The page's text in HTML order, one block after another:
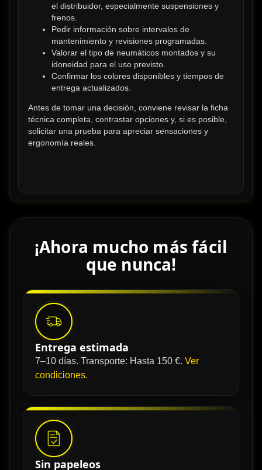
el distribuidor, especialmente suspensiones y
frenos.
Pedir información sobre intervalos de
mantenimiento y revisiones programadas.
Valorar el tipo de neumáticos montados y su
idoneidad para el uso previsto.
Confirmar los colores disponibles y tiempos de
entrega actualizados.
Antes de tomar una decisión, conviene revisar la ficha
técnica completa, contrastar opciones y, si es posible,
solicitar una prueba para apreciar sensaciones y
ergonomía reales.
¡Ahora mucho más fácil
que nunca!
Entrega estimada
7–10 días. Transporte: Hasta 150 €. Ver
condiciones.
Sin papeleos